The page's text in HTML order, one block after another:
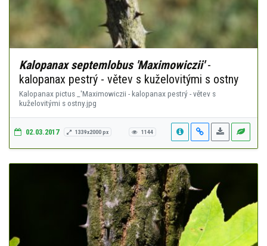
Kalopanax septemlobus 'Maximowiczii'-
kalopanax pestrý - větev s kuželovitými s ostny
Kalopanax pictus _'Maximowiczii - kalopanax pestrý - větev s
kuželovitými s ostny.jpg
02.03.2017 1339x2000 px 1144